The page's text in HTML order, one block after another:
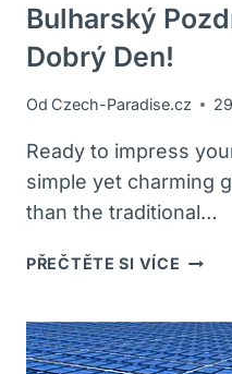
Bulharský
Dobrý Den!
Od Czech-Paradise.cz
Ready to impress
simple yet charming
than the traditional…
PŘEČTĚTE SI VÍCE
ŘÍCT